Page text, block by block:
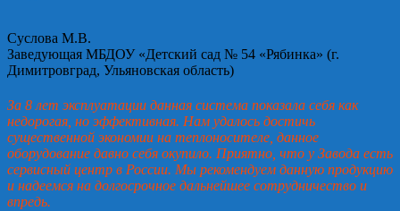
Суслова М.В.
Заведующая МБДОУ «Детский сад № 54 «Рябинка» (г.
Димитровград, Ульяновская область)
За 8 лет эксплуатации данная система показала себя как
недорогая, но эффективная. Нам удалось достичь
существенной экономии на теплоносителе, данное
оборудование давно себя окупило. Приятно, что у Завода есть
сервисный центр в России. Мы рекомендуем данную продукцию
и надеемся на долгосрочное дальнейшее сотрудничество и
впредь.